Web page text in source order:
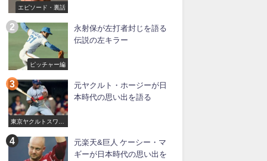
エピソード・裏話
ピッチャー編
永射保が左打者封じを語る
伝説の左キラー
東京ヤクルトスワロ
元ヤクルト・ホージーが日
本時代の思い出を語る
元楽天&巨人 ケーシー・マ
ギーが日本時代の思い出を